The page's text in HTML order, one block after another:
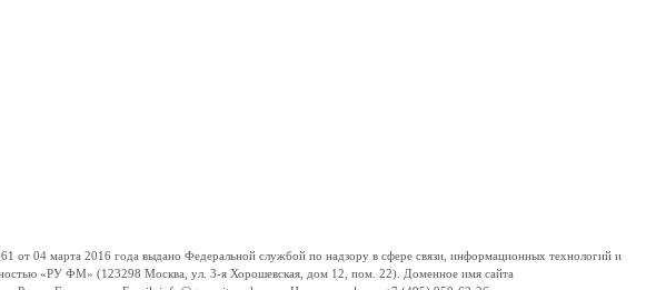
04 марта 2016 года выдано Федеральной службой по надзору в сфере связи, информационных технологий и
«РУ ФМ» (123298 Москва, ул. 3-я Хорошевская, дом 12, пом. 22). Доменное имя сайта